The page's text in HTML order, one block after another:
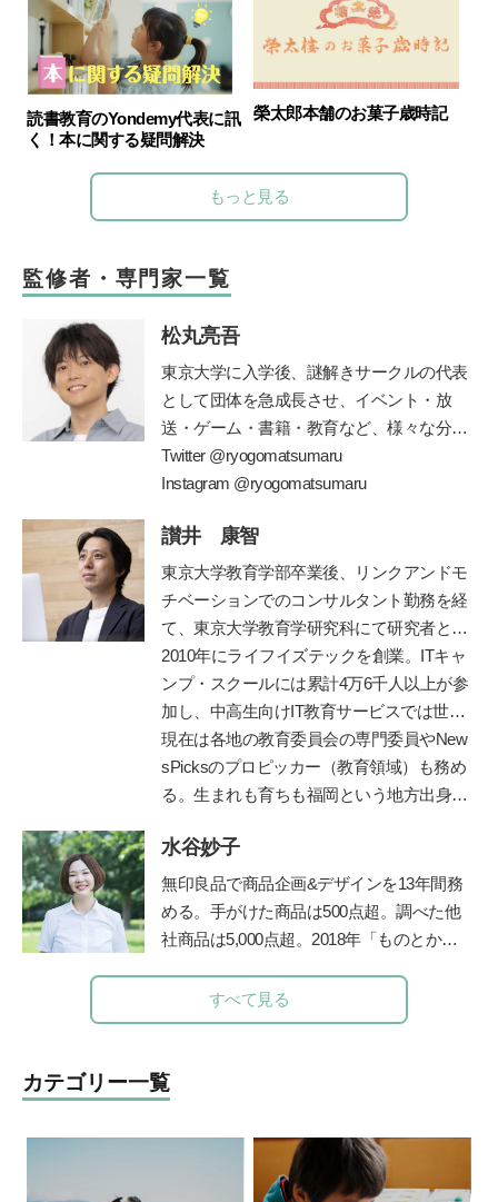
読書教育のYondemy代表に訊
く！本に関する疑問解決
榮太郎本舗のお菓子歳時記
もっと見る
監修者・専門家一覧
松丸亮吾
東京大学に入学後、謎解きサークルの代表
として団体を急成長させ、イベント・放
送・ゲーム・書籍・教育など、様々な分野
で一大ブームを巻き起こしている
の仕掛け人。現在は東大発の謎解きクリエ
とともに様々なメディアに謎解きを仕掛け
ている。監修書籍に、『東大ナゾトレ』シ
リーズ(扶桑社)、『東大松丸式ナゾトキス
クール』『東大松丸式 名探偵コナンナゾ
トキ探偵団』(小学館)『頭をつかう新習慣!
ナゾときタイム』(NHK出版)、など多数の
謎解き本を手がける。
Twitter @ryogomatsumaru
Instagram @ryogomatsumaru
讃井 康智
東京大学教育学部卒業後、リンクアンドモ
チベーションでのコンサルタント勤務を経
て、東京大学教育学研究科にて研究者とし
て博士課程まで在籍。専門は教育政策・学
習科学。学習科学の世界的権威、故三宅な
ほみ東大名誉教授に師事し、全国の学校や
保育園での協調的・創造的な学びづくりを
支援。
2010年にライフイズテックを創業。ITキャ
ンプ・スクールには累計4万6千人以上が参
加し、中高生向けIT教育サービスでは世界
2位まで成長。ディズニーとコラボした
「テクノロジア魔法学校」や学校向け教材
「ライフイズテックレッスン」などオンラ
現在は各地の教育委員会の専門委員やNew
sPicksのプロピッカー（教育領域）も務め
る。生まれも育ちも福岡という地方出身者
差」を埋めるべく全国を奔走中。
is-tech.com/
水谷妙子
無印良品で商品企画&デザインを13年間務
める。手がけた商品は500点超。調べた他
社商品は5,000点超。2018年「ものとかぞ
納サービスやお片づけ講座を行うかたわ
ら、雑誌やWebでも活動中。フォロワー5.
い整理収納アイデアやモノ選び情報を発信
中。7歳4歳2歳の3児の母。
http://taekomizutani.com/
すべて見る
カテゴリー一覧